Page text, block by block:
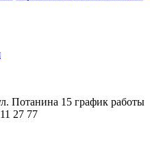
Потанина 15 график работы
27 77